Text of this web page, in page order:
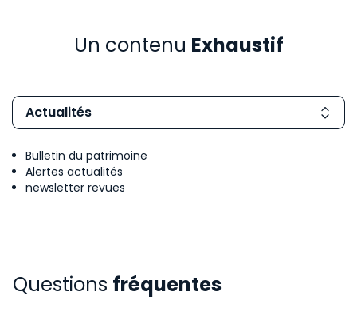
Un contenu Exhaustif
Actualités
Bulletin du patrimoine
Alertes actualités
newsletter revues
Questions fréquentes